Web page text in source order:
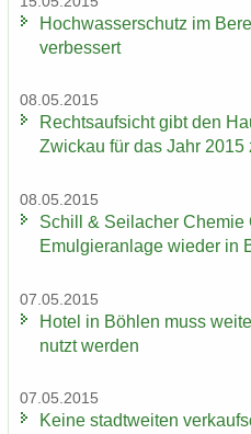
Hoch­was­ser­schutz im
ver­bes­sert
08.05.2015
Rechts­auf­sicht gibt den
Zwi­ckau für das Jahr 2015
08.05.2015
Schill & Seil­a­cher Che­mie
Emul­gier­an­la­ge wie­der in
07.05.2015
Hotel in Böh­len muss
nutzt wer­den
07.05.2015
Keine stadt­wei­ten